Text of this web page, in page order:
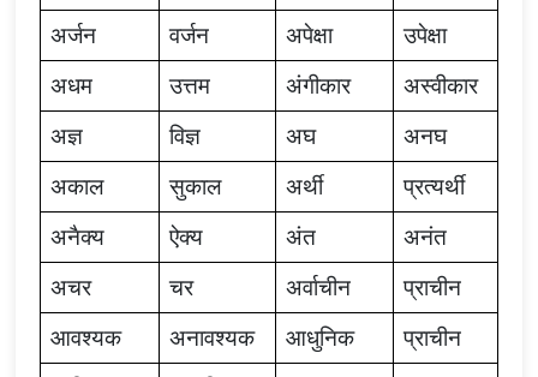
अर्जन
वर्जन अपेक्षा
उपेक्षा
अधम
उत्तम अंगीकार
अस्वीकार
अज्ञ
विज्ञ अघ
अनघ
अकाल
सुकाल अर्थी
प्रत्यर्थी
अनैक्य
ऐक्य अंत
अनंत
अचर
चर अर्वाचीन
प्राचीन
आवश्यक
अनावश्यक आधुनिक
प्राचीन